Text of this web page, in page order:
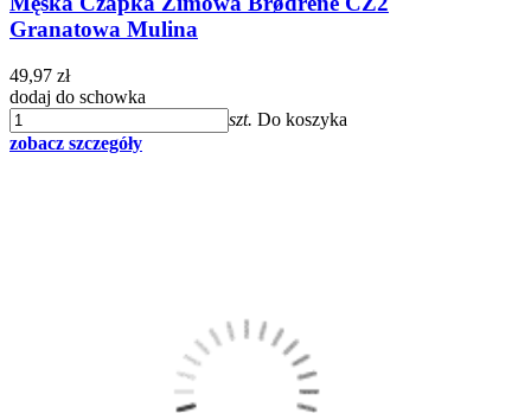
Granatowa Mulina
49,97 zł
dodaj do schowka
szt. Do koszyka
zobacz szczegóły